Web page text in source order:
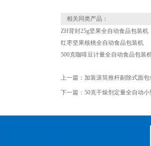
相关同类产品：
ZH背封25g坚果全自动食品包装机
红枣坚果核桃全自动食品包装机
500克咖啡豆计量全自动食品包装
上一篇： 加装滚筒推杆剔除式面
下一篇： 50克干燥剂定量全自动